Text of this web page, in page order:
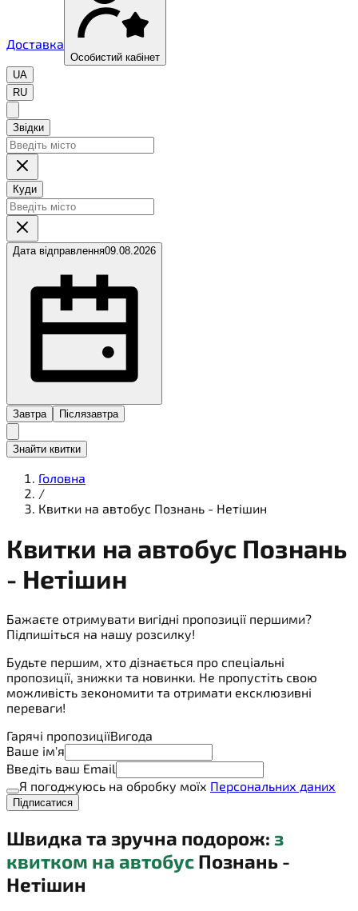
Доставка
Особистий кабінет
UA
RU
Звідки
Куди
Дата відправлення09.08.2026
Завтра Післязавтра
Знайти квитки
Головна
/
Квитки на автобус Познань - Нетішин
Квитки на автобус Познань
- Нетішин
Бажаєте отримувати вигідні пропозиції першими?
Підпишіться на нашу розсилку!
Будьте першим, хто дізнається про спеціальні
пропозиції, знижки та новинки. Не пропустіть свою
можливість зекономити та отримати ексклюзивні
переваги!
Гарячі пропозиціїВигода
Ваше ім'я
Введіть ваш Email
Я погоджуюсь на обробку моїх Персональних даних
Підписатися
Швидка та зручна подорож: з
квитком на автобус Познань -
Нетішин